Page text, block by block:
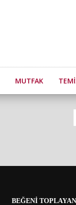
MUTFAK
BEĞENİ